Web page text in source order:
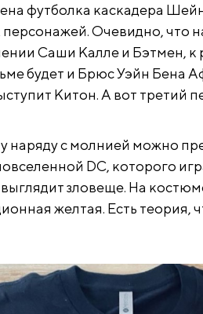
футболка каскадера
персонажей. Очевидно, что
Саши Калле и Бэтмен, к
будет и Брюс Уэйн Бена
Китон. А вот третий
наряду с молнией можно
DC, которого
зловеще. На
желтая. Есть